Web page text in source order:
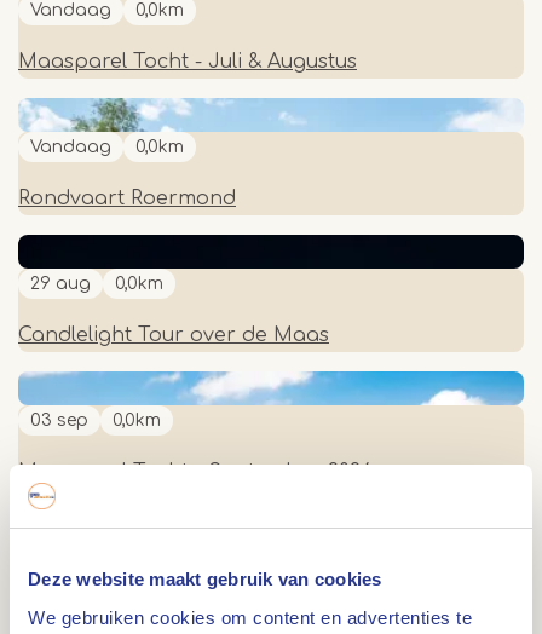
Deze website maakt gebruik van cookies
We gebruiken cookies om content en advertenties te
Maasparel Tocht - Juli & Augustus
Vandaag 0,0km
Rondvaart Roermond
Vandaag 0,0km
Candlelight Tour over de Maas
29 aug 0,0km
03 sep 0,0km
Maasparel Tocht - Oktober 2026